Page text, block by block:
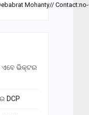
Mohanty//
ଏବେ ଭିକ୍ଟର
DCP